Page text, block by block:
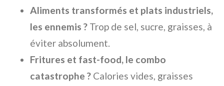
Aliments transformés et plats industriels,
les ennemis ? Trop de sel, sucre, graisses, à
éviter absolument.
Fritures et fast-food, le combo
catastrophe ? Calories vides, graisses